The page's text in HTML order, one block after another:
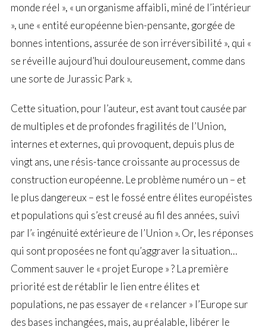
monde réel », « un organisme affaibli, miné de l’intérieur
», une « entité européenne bien-pensante, gorgée de
bonnes intentions, assurée de son irréversibilité », qui «
se réveille aujourd’hui douloureusement, comme dans
une sorte de Jurassic Park ».
Cette situation, pour l’auteur, est avant tout causée par
de multiples et de profondes fragilités de l’Union,
internes et externes, qui provoquent, depuis plus de
vingt ans, une résis-tance croissante au processus de
construction européenne. Le problème numéro un – et
le plus dangereux – est le fossé entre élites européistes
et populations qui s’est creusé au fil des années, suivi
par l’« ingénuité extérieure de l’Union ». Or, les réponses
qui sont proposées ne font qu’aggraver la situation…
Comment sauver le « projet Europe » ? La première
priorité est de rétablir le lien entre élites et
populations, ne pas essayer de « relancer » l’Europe sur
des bases inchangées, mais, au préalable, libérer le